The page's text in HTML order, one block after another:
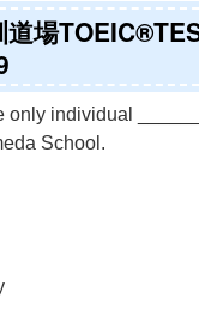
道場
only individual
School.